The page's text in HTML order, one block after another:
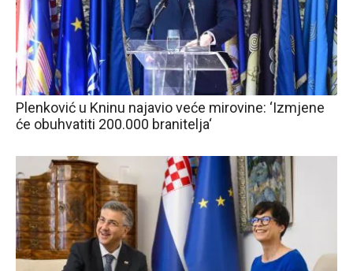
Plenković u Kninu najavio veće mirovine: ‘Izmjene
će obuhvatiti 200.000 branitelja‘